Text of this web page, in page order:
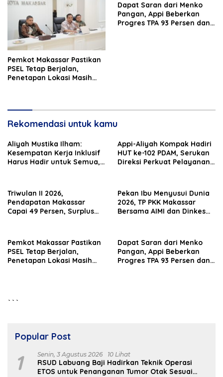
Pemkot Makassar Pastikan
PSEL Tetap Berjalan,
Penetapan Lokasi Masih
Dapat Saran dari Menko
Pangan, Appi Beberkan
Progres TPA 93 Persen dan
Rekomendasi untuk kamu
Aliyah Mustika Ilham:
Kesempatan Kerja Inklusif
Harus Hadir untuk Semua,
Appi-Aliyah Kompak Hadiri
HUT ke-102 PDAM, Serukan
Direksi Perkuat Pelayanan
Triwulan II 2026,
Pendapatan Makassar
Capai 49 Persen, Surplus
Pekan Ibu Menyusui Dunia
2026, TP PKK Makassar
Bersama AIMI dan Dinkes
Pemkot Makassar Pastikan
PSEL Tetap Berjalan,
Penetapan Lokasi Masih
Dapat Saran dari Menko
Pangan, Appi Beberkan
Progres TPA 93 Persen dan
```
Popular Post
1 Senin, 3 Agustus 2026 10 Lihat
RSUD Labuang Baji Hadirkan Teknik Operasi
ETOS untuk Penanganan Tumor Otak Sesuai